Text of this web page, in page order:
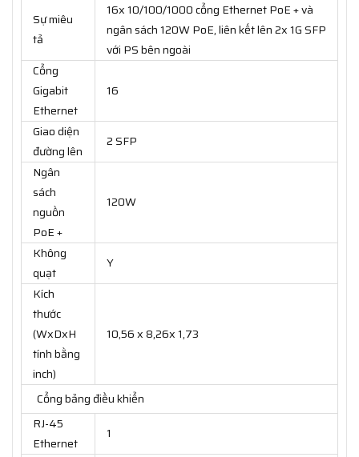
Sự miêu
tả
16x 10/100/1000 cổng Ethernet PoE + và
ngân sách 120W PoE, liên kết lên 2x 1G SFP
với PS bên ngoài
Cổng
Gigabit
Ethernet
16
Giao diện
đường lên
2 SFP
Ngân
sách
nguồn
PoE +
120W
Không
quạt
Y
Kích
thước
(WxDxH
tính bằng
inch)
10,56 x 8,26x 1,73
Cổng bảng điều khiển
RJ-45
Ethernet
1